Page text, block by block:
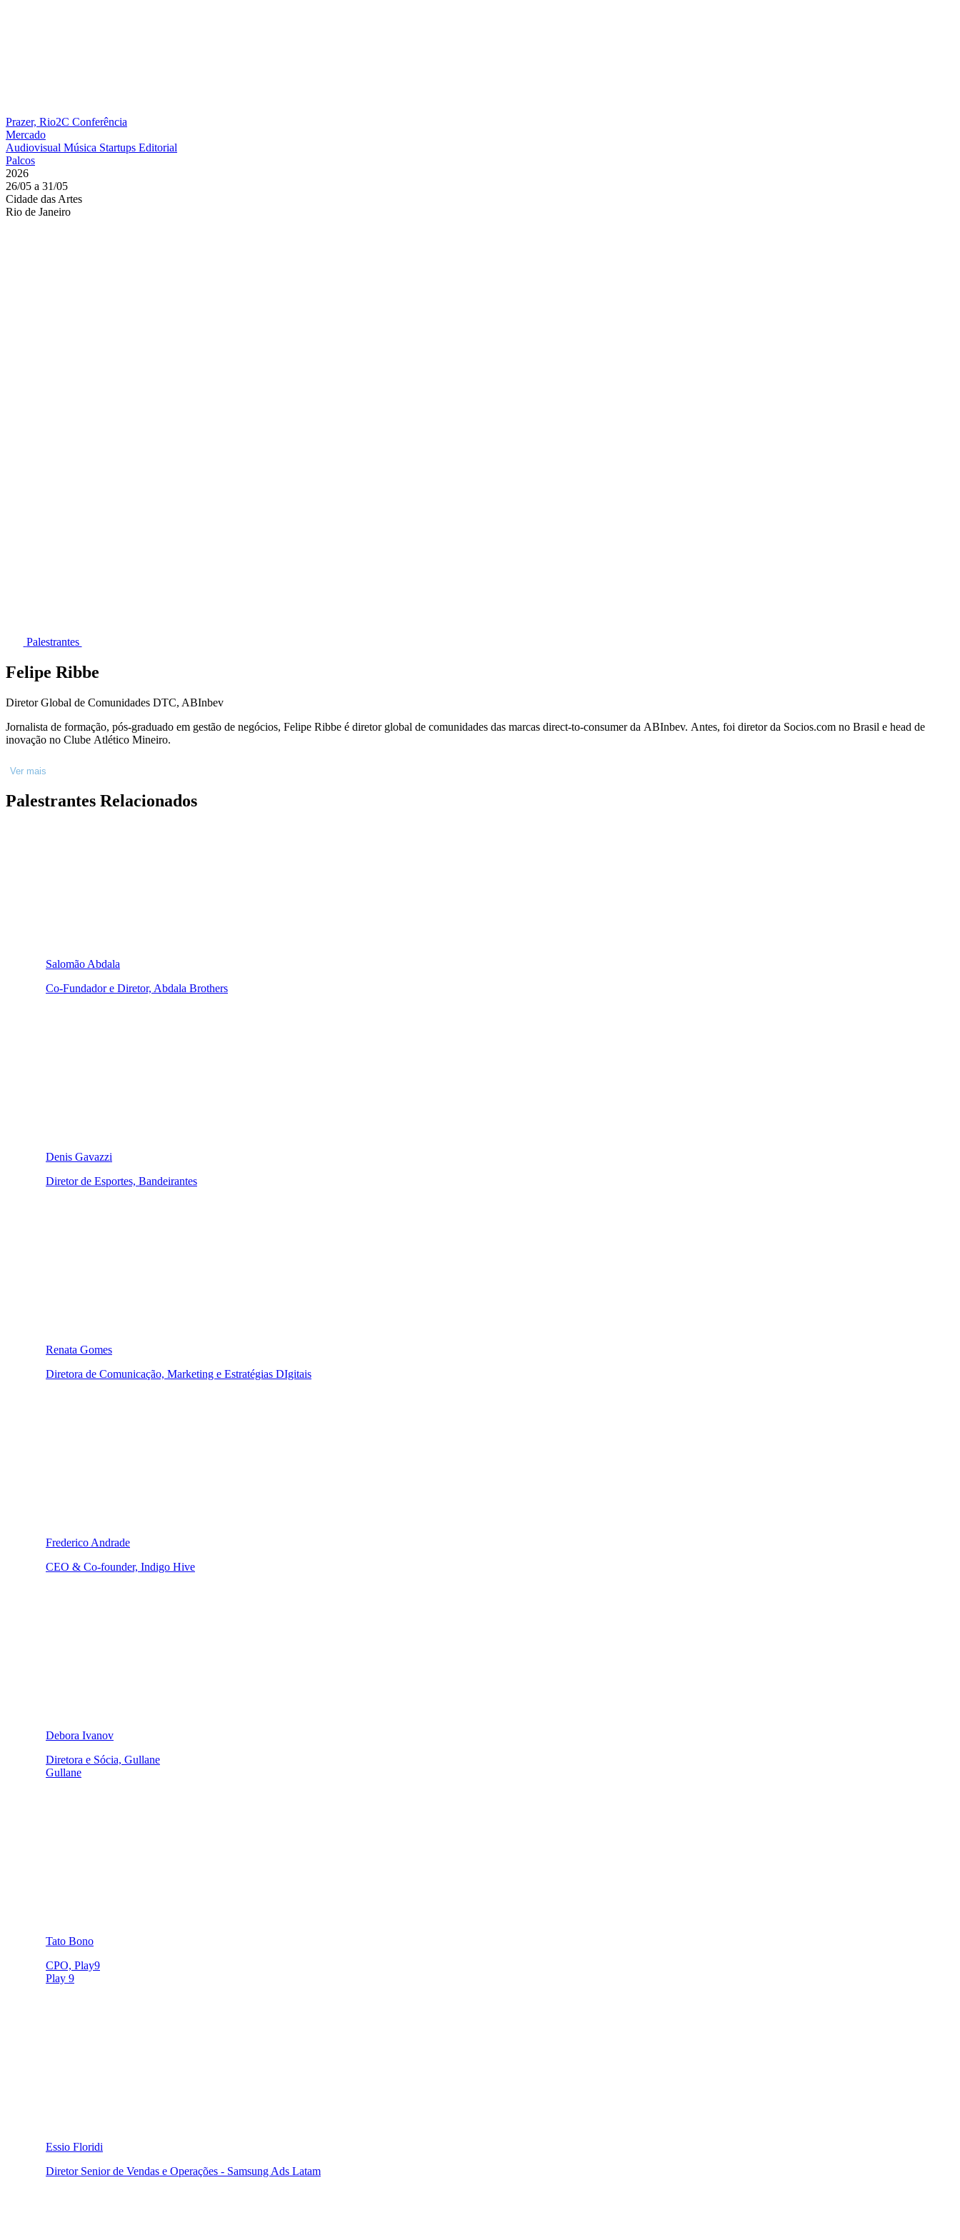
Prazer, Rio2C Conferência
Mercado
Audiovisual Música Startups Editorial
Palcos
2026
26/05 a 31/05
Cidade das Artes
Rio de Janeiro
Palestrantes
Felipe Ribbe
Diretor Global de Comunidades DTC, ABInbev
Jornalista de formação, pós-graduado em gestão de negócios, Felipe Ribbe é diretor global de comunidades das marcas direct-to-consumer da ABInbev. Antes, foi diretor da Socios.com no Brasil e head de
inovação no Clube Atlético Mineiro.
Ver mais
Palestrantes Relacionados
Salomão Abdala
Co-Fundador e Diretor, Abdala Brothers
Denis Gavazzi
Diretor de Esportes, Bandeirantes
Renata Gomes
Diretora de Comunicação, Marketing e Estratégias DIgitais
Frederico Andrade
CEO & Co-founder, Indigo Hive
Debora Ivanov
Diretora e Sócia, Gullane
Gullane
Tato Bono
CPO, Play9
Play 9
Essio Floridi
Diretor Senior de Vendas e Operações - Samsung Ads Latam